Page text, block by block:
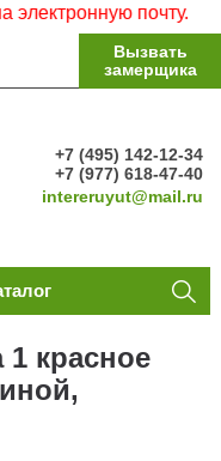
почту.
Вызвать
замерщика
+7 (495) 142-12-34
+7 (977) 618-47-40
intereruyut@mail.ru
красное